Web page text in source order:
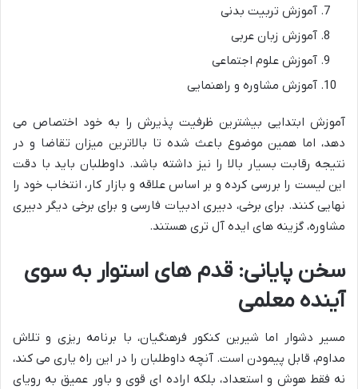
آموزش تربیت بدنی
آموزش زبان عربی
آموزش علوم اجتماعی
آموزش مشاوره و راهنمایی
آموزش ابتدایی بیشترین ظرفیت پذیرش را به خود اختصاص می
دهد، اما همین موضوع باعث شده تا بالاترین میزان تقاضا و در
نتیجه رقابت بسیار بالا را نیز داشته باشد. داوطلبان باید با دقت
این لیست را بررسی کرده و بر اساس علاقه و بازار کار، انتخاب خود را
نهایی کنند. برای برخی، دبیری ادبیات فارسی و برای برخی دیگر دبیری
مشاوره، گزینه های ایده آل تری هستند.
سخن پایانی: قدم های استوار به سوی
آینده معلمی
مسیر دشوار اما شیرین کنکور فرهنگیان، با برنامه ریزی و تلاش
مداوم، قابل پیمودن است. آنچه داوطلبان را در این راه یاری می کند،
نه فقط هوش و استعداد، بلکه اراده ای قوی و باور عمیق به رویای